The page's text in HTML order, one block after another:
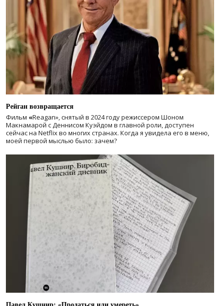
Рейган возвращается
Фильм «Reagan», снятый в 2024 годурежиссером Шоном
Макнамарой с Деннисом Куэйдом в главной роли, доступен
сейчас на Netflix во многих странах. Когда я увидела его в меню,
моей первой мыслью было: зачем?